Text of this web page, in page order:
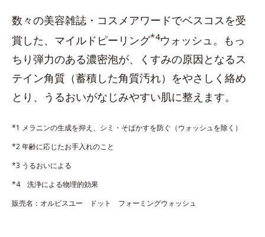
数々の美容雑誌・コスメアワードでベスコスを受
賞した、マイルドピーリング*4ウォッシュ。もっ
ちり弾力のある濃密泡が、くすみの原因となるス
テイン角質（蓄積した角質汚れ）をやさしく絡め
とり、うるおいがなじみやすい肌に整えます。
*1 メラニンの生成を抑え、シミ・そばかすを防ぐ（ウォッシュを除く）
*2 年齢に応じたお手入れのこと
*3 うるおいによる
*4 洗浄による物理的効果
販売名：オルビスユー ドット フォーミングウォッシュ